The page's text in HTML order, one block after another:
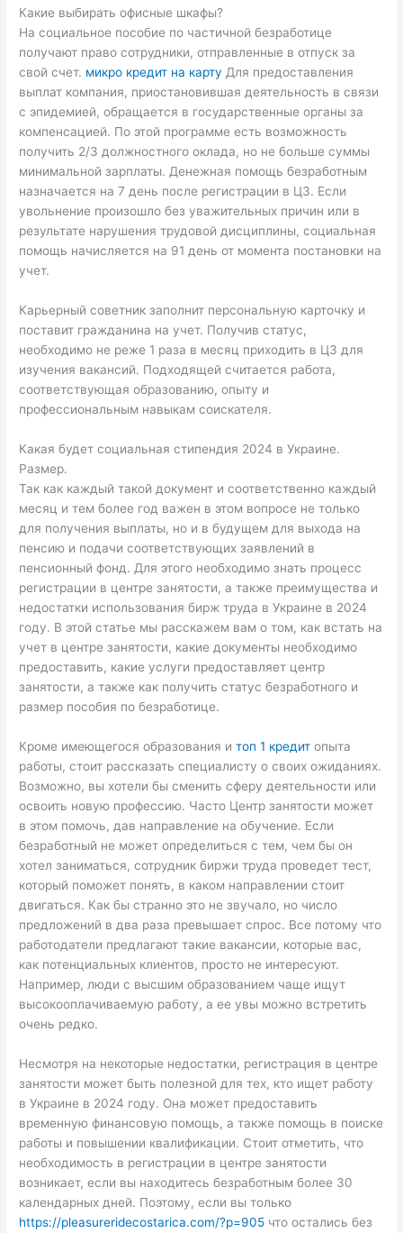
Какие выбирать офисные шкафы?
На социальное пособие по частичной безработице
получают право сотрудники, отправленные в отпуск за
свой счет. микро кредит на карту Для предоставления
выплат компания, приостановившая деятельность в связи
с эпидемией, обращается в государственные органы за
компенсацией. По этой программе есть возможность
получить 2/3 должностного оклада, но не больше суммы
минимальной зарплаты. Денежная помощь безработным
назначается на 7 день после регистрации в ЦЗ. Если
увольнение произошло без уважительных причин или в
результате нарушения трудовой дисциплины, социальная
помощь начисляется на 91 день от момента постановки на
учет.
Карьерный советник заполнит персональную карточку и
поставит гражданина на учет. Получив статус,
необходимо не реже 1 раза в месяц приходить в ЦЗ для
изучения вакансий. Подходящей считается работа,
соответствующая образованию, опыту и
профессиональным навыкам соискателя.
Какая будет социальная стипендия 2024 в Украине.
Размер.
Так как каждый такой документ и соответственно каждый
месяц и тем более год важен в этом вопросе не только
для получения выплаты, но и в будущем для выхода на
пенсию и подачи соответствующих заявлений в
пенсионный фонд. Для этого необходимо знать процесс
регистрации в центре занятости, а также преимущества и
недостатки использования бирж труда в Украине в 2024
году. В этой статье мы расскажем вам о том, как встать на
учет в центре занятости, какие документы необходимо
предоставить, какие услуги предоставляет центр
занятости, а также как получить статус безработного и
размер пособия по безработице.
Кроме имеющегося образования итоп 1 кредит опыта
работы, стоит рассказать специалисту о своих ожиданиях.
Возможно, вы хотели бы сменить сферу деятельности или
освоить новую профессию. Часто Центр занятости может
в этом помочь, дав направление на обучение. Если
безработный не может определиться с тем, чем бы он
хотел заниматься, сотрудник биржи труда проведет тест,
который поможет понять, в каком направлении стоит
двигаться. Как бы странно это не звучало, но число
предложений в два раза превышает спрос. Все потому что
работодатели предлагают такие вакансии, которые вас,
как потенциальных клиентов, просто не интересуют.
Например, люди с высшим образованием чаще ищут
высокооплачиваемую работу, а ее увы можно встретить
очень редко.
Несмотря на некоторые недостатки, регистрация в центре
занятости может быть полезной для тех, кто ищет работу
в Украине в 2024 году. Она может предоставить
временную финансовую помощь, а также помощь в поиске
работы и повышении квалификации. Стоит отметить, что
необходимость в регистрации в центре занятости
возникает, если вы находитесь безработным более 30
календарных дней. Поэтому, если вы только
https://pleasureridecostarica.com/?p=905 что остались без